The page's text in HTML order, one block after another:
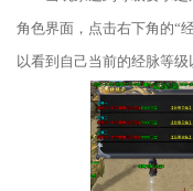
角色界面，点击右下角的“
以看到自己当前的经脉等级